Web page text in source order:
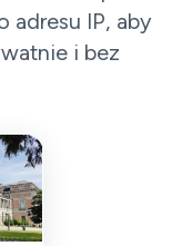
adresu IP, aby
i bez